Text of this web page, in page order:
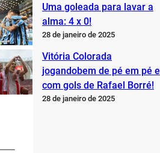
Uma goleada para lavar a
alma: 4 x 0!
28 de janeiro de 2025
Vitória Colorada
jogandobem de pé em pé e
com gols de Rafael Borré!
28 de janeiro de 2025